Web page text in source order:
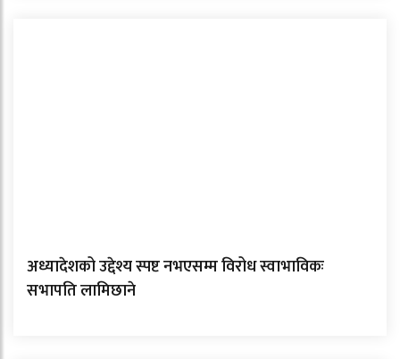
अध्यादेशको उद्देश्य स्पष्ट नभएसम्म विरोध स्वाभाविकः
सभापति लामिछाने